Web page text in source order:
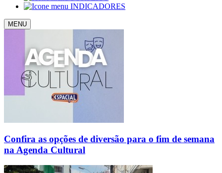
INDICADORES
MENU
Confira as opções de diversão para o fim de semana
na Agenda Cultural